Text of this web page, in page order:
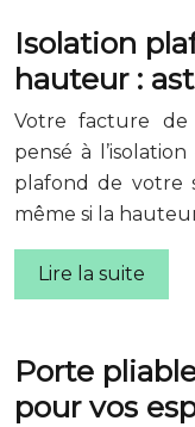
Isolation
hauteur :
Votre facture de
pensé à
plafond de votre
même si la
Lire la suite
Porte
pour vos